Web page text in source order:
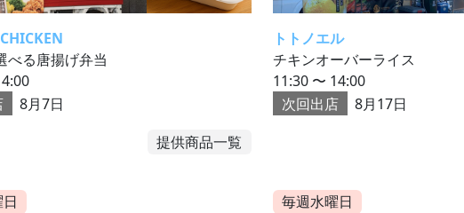
べる唐揚げ弁当
8月7日
提供商品一覧
トトノエル
チキンオーバーライス
11:30 〜 14:00
次回出店
8月17日
毎週水曜日